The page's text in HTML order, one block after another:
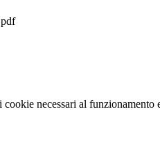
necessari al